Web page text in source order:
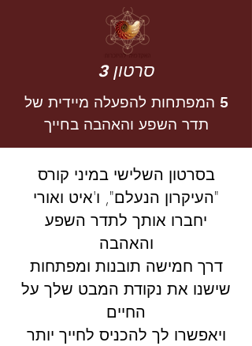
סרטון 3
5 המפתחות להפעלה מיידית של
תדר השפע והאהבה בחייך
בסרטון השלישי במיני קורס
"העיקרון הנעלם", ו'איט ואורי
יחברו אותך לתדר השפע
והאהבה
דרך חמישה תובנות ומפתחות
שישנו את נקודת המבט שלך על
החיים
ויאפשרו לך להכניס לחייך יותר